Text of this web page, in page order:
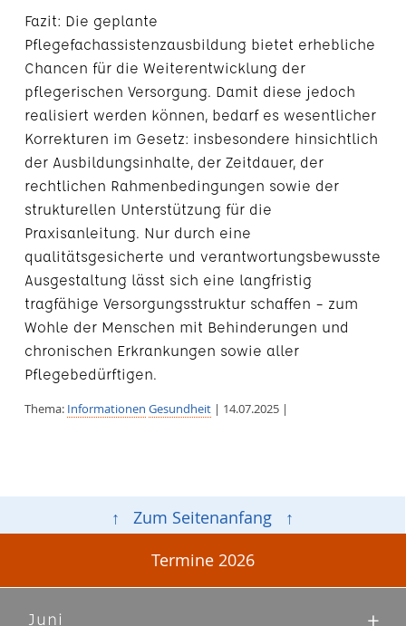
Fazit: Die geplante
Pflegefachassistenzausbildung bietet erhebliche
Chancen für die Weiterentwicklung der
pflegerischen Versorgung. Damit diese jedoch
realisiert werden können, bedarf es wesentlicher
Korrekturen im Gesetz: insbesondere hinsichtlich
der Ausbildungsinhalte, der Zeitdauer, der
rechtlichen Rahmenbedingungen sowie der
strukturellen Unterstützung für die
Praxisanleitung. Nur durch eine
qualitätsgesicherte und verantwortungsbewusste
Ausgestaltung lässt sich eine langfristig
tragfähige Versorgungsstruktur schaffen – zum
Wohle der Menschen mit Behinderungen und
chronischen Erkrankungen sowie aller
Pflegebedürftigen.
Thema: Informationen Gesundheit| 14.07.2025 |
↑ Zum Seitenanfang ↑
Termine 2026
Juni